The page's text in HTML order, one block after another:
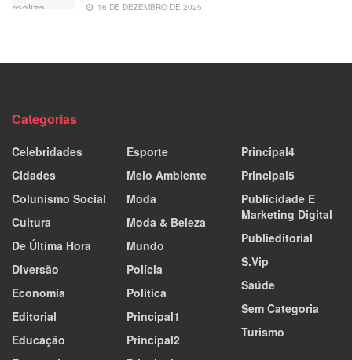
16 DE DEZEMBRO DE 2025
Categorias
Celebridades
Cidades
Colunismo Social
Cultura
De Última Hora
Diversão
Economia
Editorial
Educação
Esporte
Meio Ambiente
Moda
Moda & Beleza
Mundo
Polícia
Política
Principal1
Principal2
Principal4
Principal5
Publicidade E
Marketing Digital
Publieditorial
S.Vip
Saúde
Sem Categoria
Turismo